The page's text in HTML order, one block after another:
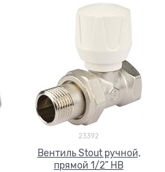
23392
Вентиль Stout ручной,
прямой 1/2" НВ